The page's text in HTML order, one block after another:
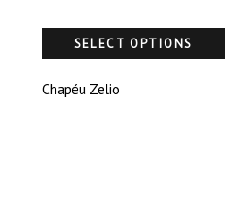
SELECT OPTIONS
Chapéu Zelio